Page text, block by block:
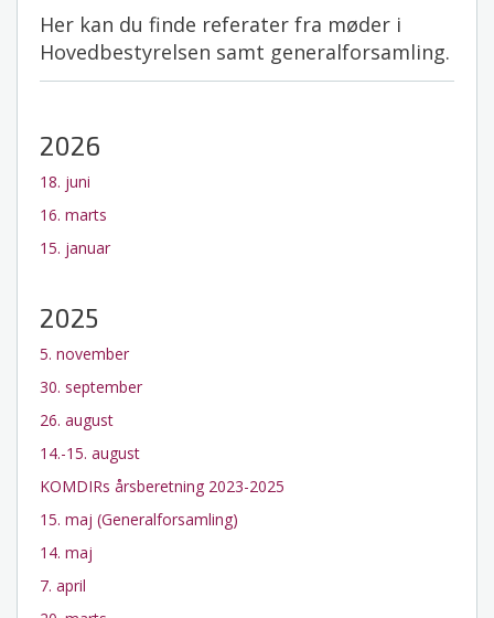
Her kan du finde referater fra møder i
Hovedbestyrelsen samt generalforsamling.
2026
18. juni
16. marts
15. januar
2025
5. november
30. september
26. august
14.-15. august
KOMDIRs årsberetning 2023-2025
15. maj (Generalforsamling)
14. maj
7. april